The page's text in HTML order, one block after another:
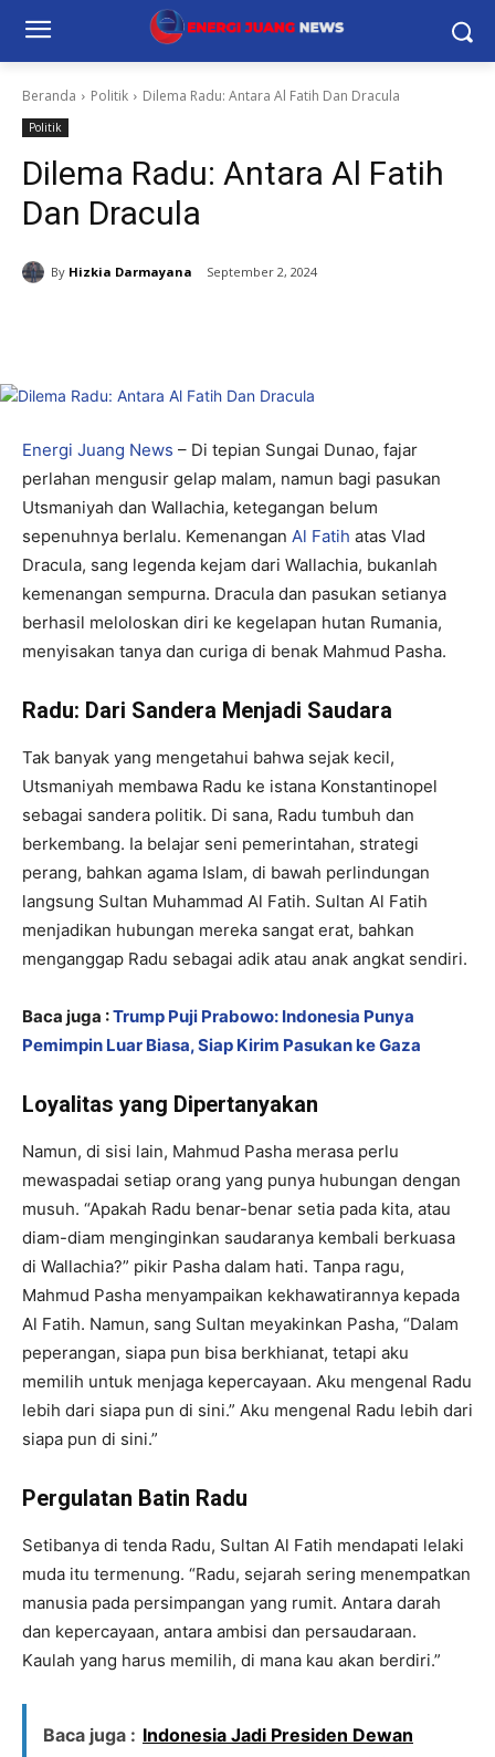
Beranda Politik Dilema Radu: Antara Al Fatih Dan Dracula
Politik
Dilema Radu: Antara Al Fatih
Dan Dracula
By Hizkia Darmayana September 2, 2024
Energi Juang News – Di tepian Sungai Dunao, fajar
perlahan mengusir gelap malam, namun bagi pasukan
Utsmaniyah dan Wallachia, ketegangan belum
sepenuhnya berlalu. Kemenangan Al Fatih atas Vlad
Dracula, sang legenda kejam dari Wallachia, bukanlah
kemenangan sempurna. Dracula dan pasukan setianya
berhasil meloloskan diri ke kegelapan hutan Rumania,
menyisakan tanya dan curiga di benak Mahmud Pasha.
Radu: Dari Sandera Menjadi Saudara
Tak banyak yang mengetahui bahwa sejak kecil,
Utsmaniyah membawa Radu ke istana Konstantinopel
sebagai sandera politik. Di sana, Radu tumbuh dan
berkembang. Ia belajar seni pemerintahan, strategi
perang, bahkan agama Islam, di bawah perlindungan
langsung Sultan Muhammad Al Fatih. Sultan Al Fatih
menjadikan hubungan mereka sangat erat, bahkan
menganggap Radu sebagai adik atau anak angkat sendiri.
Baca juga :Trump Puji Prabowo: Indonesia Punya
Pemimpin Luar Biasa, Siap Kirim Pasukan ke Gaza
Loyalitas yang Dipertanyakan
Namun, di sisi lain, Mahmud Pasha merasa perlu
mewaspadai setiap orang yang punya hubungan dengan
musuh. “Apakah Radu benar-benar setia pada kita, atau
diam-diam menginginkan saudaranya kembali berkuasa
di Wallachia?” pikir Pasha dalam hati. Tanpa ragu,
Mahmud Pasha menyampaikan kekhawatirannya kepada
Al Fatih. Namun, sang Sultan meyakinkan Pasha, “Dalam
peperangan, siapa pun bisa berkhianat, tetapi aku
memilih untuk menjaga kepercayaan. Aku mengenal Radu
lebih dari siapa pun di sini.” Aku mengenal Radu lebih dari
siapa pun di sini.”
Pergulatan Batin Radu
Setibanya di tenda Radu, Sultan Al Fatih mendapati lelaki
muda itu termenung. “Radu, sejarah sering menempatkan
manusia pada persimpangan yang rumit. Antara darah
dan kepercayaan, antara ambisi dan persaudaraan.
Kaulah yang harus memilih, di mana kau akan berdiri.”
Baca juga : Indonesia Jadi Presiden Dewan